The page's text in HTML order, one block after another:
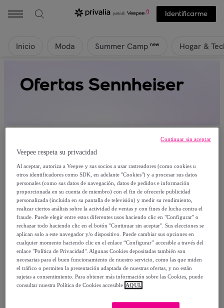
Identificarme
Inicio Moda Summer Camp new Hogar &
Ofertas Sennheiser
Actualmente no hay productos disponibles.
Regístrate y accede a todos los productos visibles
para nuestros miembros.
Identificarme
Veepee respeta su privacidad
Al aceptar, autoriza a Veepee y sus socios a usar rastreadores (como cookies u
otros identificadores como SDK, en adelante "Cookies") y a procesar sus datos
personales (como sus datos de navegación, datos de pedidos e información
proporcionada en su cuenta de miembro) con el fin de ofrecerle publicidad
personalizada (incluida en su pantalla de televisión) y medir su rendimiento,
realizar ciertos análisis sobre la actividad de ventas y con fines de lucha contra el
fraude. Puede elegir entre estos diferentes usos haciendo clic en "Configurar" o
rechazar todo haciendo clic en el botón "Continuar sin aceptar". Sus elecciones se
aplican solo a este navegador y/o dispositivo. Puede cambiar sus opciones en
cualquier momento haciendo clic en el enlace “Configurar” accesible a través del
enlace "Política de Privacidad". Algunas Cookies depositadas también son
necesarias para el buen funcionamiento de nuestro servicio, como las que miden
el tráfico o permiten la presentación adaptada de nuestras ofertas, y no están
sujetas a consentimiento. Para obtener más información sobre las Cookies, puede
consultar nuestra Política de Cookies accesible AQUÍ.
Continuar sin aceptar